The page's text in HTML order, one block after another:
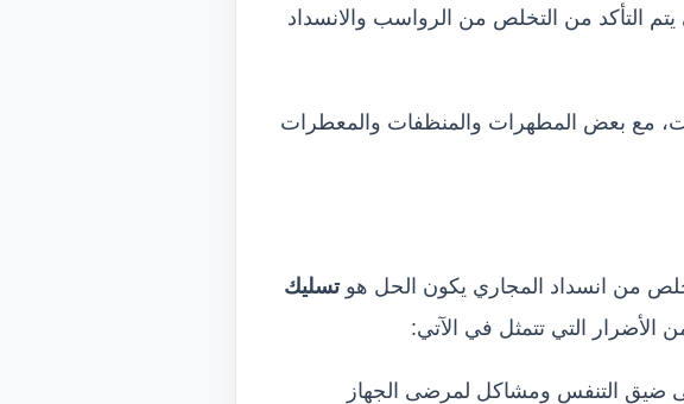
التأكد من التخلص من الرواسب والانسداد
مع بعض المطهرات والمنظفات والمعطرات
من انسداد المجاري يكون الحل هوتسليك
التي تتمثل في الآتي:
ضيق التنفس ومشاكل لمرضى الجهاز